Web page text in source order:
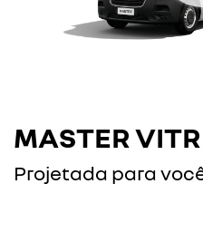
MASTER
Projetada para